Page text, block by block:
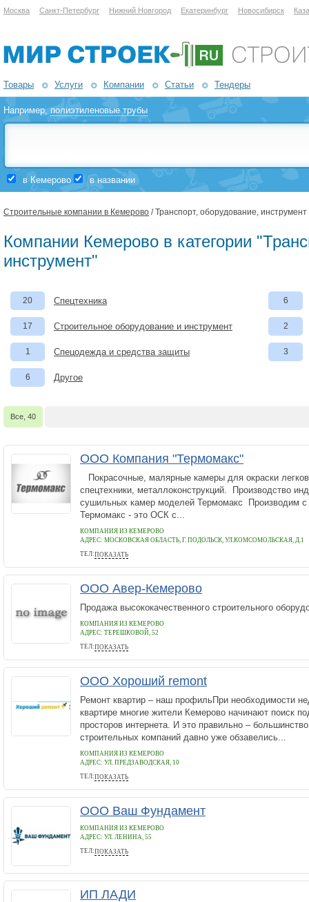
Москва Санкт-Петербург Нижний Новгород Екатеринбург Новосибирск
Товары Услуги Компании Статьи Тендеры
Например,полиэтиленовые трубы
в Кемерово в названии
Строительные компании в Кемерово / Транспорт, оборудование, инструмент
Компании Кемерово в категории
инструмент"
20 Спецтехника 6
17 Строительное оборудование и инструмент 2
1 Спецодежда и средства защиты 3
6 Другое
Все, 40
ООО Компания "Термомакс"
Покрасочные, малярные камеры для окраски
спецтехники, металлоконструкций. Производство
сушильных камер моделей Термомакс Производим с
Термомакс - это ОСК с...
КОМПАНИЯ ИЗ КЕМЕРОВО
АДРЕС: МОСКОВСКАЯ ОБЛАСТЬ, Г. ПОДОЛЬСК, УЛ.КОМСОМОЛЬСКАЯ, Д.1
ТЕЛ:ПОКАЗАТЬ
+7-922-752-8590
ООО Авер-Кемерово
Продажа высококачественного строительного
КОМПАНИЯ ИЗ КЕМЕРОВО
АДРЕС: ТЕРЕШКОВОЙ, 52
ТЕЛ:ПОКАЗАТЬ
+79617292116
ООО Хороший remont
Ремонт квартир – наш профильПри необходимости
квартире многие жители Кемерово начинают поиск
просторов интернета. И это правильно –
строительных компаний давно уже обзавелись...
КОМПАНИЯ ИЗ КЕМЕРОВО
АДРЕС: УЛ. ПРЕДЗАВОДСКАЯ, 10
ТЕЛ:ПОКАЗАТЬ
88003332831
ООО Ваш Фундамент
КОМПАНИЯ ИЗ КЕМЕРОВО
АДРЕС: УЛ. ЛЕНИНА, 55
ТЕЛ:ПОКАЗАТЬ
(3842) 67-27-82, 8-929-350-5832, 8-923-567-2782
ИП ЛАДИ